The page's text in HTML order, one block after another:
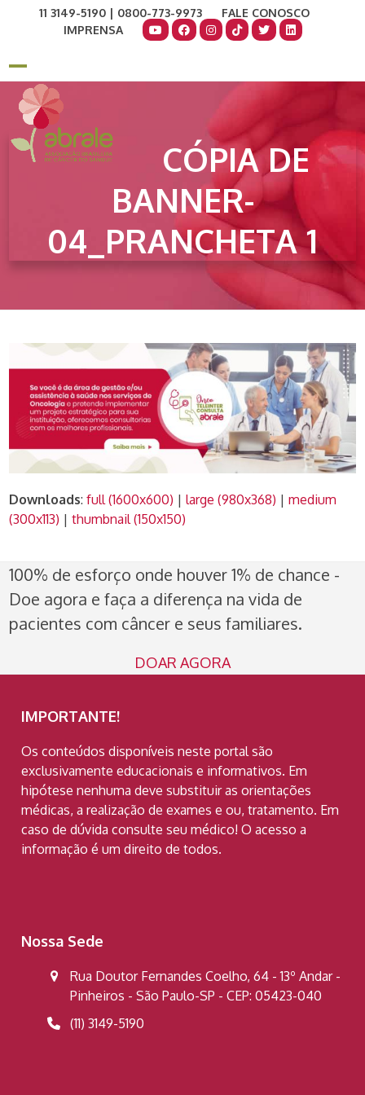
11 3149-5190 | 0800-773-9973
FALE CONOSCO
IMPRENSA
Open
mobile
menu
Close
mobile
menu
CÓPIA DE
BANNER-
04_PRANCHETA 1
Downloads:full (1600x600) |large (980x368) |medium
(300x113) |thumbnail (150x150)
100% de esforço onde houver 1% de chance -
Doe agora e faça a diferença na vida de
pacientes com câncer e seus familiares.
DOAR AGORA
IMPORTANTE!
Os conteúdos disponíveis neste portal são
exclusivamente educacionais e informativos. Em
hipótese nenhuma deve substituir as orientações
médicas, a realização de exames e ou, tratamento. Em
caso de dúvida consulte seu médico! O acesso a
informação é um direito de todos.
Nossa Sede
Rua Doutor Fernandes Coelho, 64 - 13º Andar -
Pinheiros - São Paulo-SP - CEP: 05423-040
(11) 3149-5190